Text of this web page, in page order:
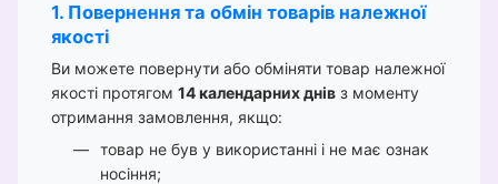
1. Повернення та обмін товарів належної
якості
Ви можете повернути або обміняти товар належної
якості протягом 14 календарних днів з моменту
отримання замовлення, якщо:
товар не був у використанні і не має ознак
носіння;